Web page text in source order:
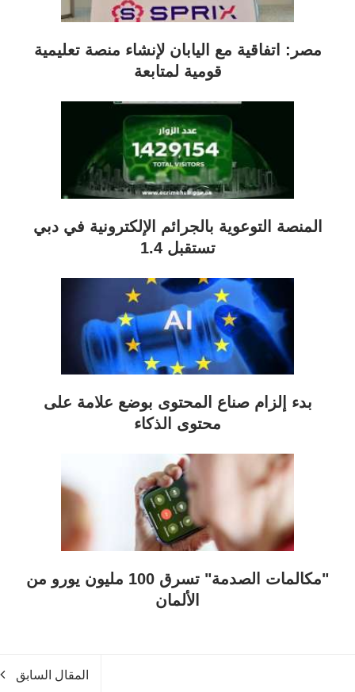
مصر: اتفاقية مع اليابان لإنشاء منصة تعليمية
قومية لمتابعة
المنصة التوعوية بالجرائم الإلكترونية في دبي
تستقبل 1.4
بدء إلزام صناع المحتوى بوضع علامة على
محتوى الذكاء
"مكالمات الصدمة" تسرق 100 مليون يورو من
الألمان
المقال السابق